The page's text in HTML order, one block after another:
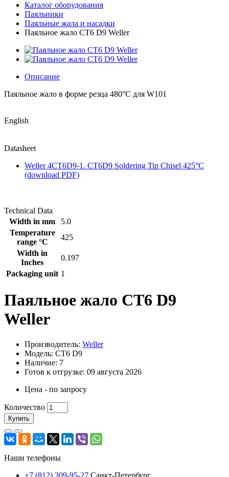
Каталог оборудования
Паяльники
Паяльные жала и насадки
Паяльное жало CT6 D9 Weller
Описание
Паяльное жало в форме резца 480°C для W101
English
Datasheet
Weller 4CT6D9-1. CT6D9 Soldering Tip Chisel 425°C
(download PDF)
Technical Data
Width in mm
5.0
Temperature
range °C
425
Width in
Inches
0.197
Packaging unit 1
Паяльное жало CT6 D9
Weller
Производитель: Weller
Модель: CT6 D9
Наличие: 7
Готов к отгрузке: 09 августа 2026
Цена - по запросу
Количество
Купить
Наши телефоны
+7 (812) 309-95-27 Санкт-Петербург